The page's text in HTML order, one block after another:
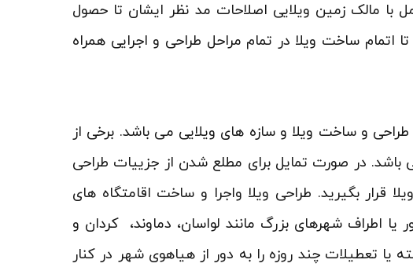
مالک زمین ویلایی اصلاحات مد نظر ایشان تا حصول
اتمام ساخت ویلا در تمام مراحل طراحی و اجرایی همراه
و ساخت ویلا و سازه های ویلایی می باشد. برخی از
در صورت تمایل برای مطلع شدن از جزییات طراحی
بگیرید. طراحی ویلا واجرا و ساخت اقامتگاه های
اطراف شهرهای بزرگ مانند لواسان، دماوند، کردان و
تعطیلات چند روزه را به دور از هیاهوی شهر در کنار